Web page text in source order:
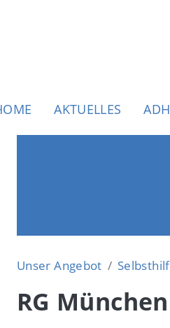
AKTUELLES
Unser Angebot
RG